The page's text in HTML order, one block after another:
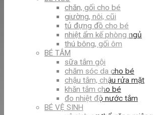
chăn, gối cho bé
giường, nôi, cũi
tủ đựng đồ cho bé
nhiệt ẩm kế phòng ngủ
thú bông, gối ôm
BÉ TẮM
sữa tắm gội
chăm sóc da cho bé
chậu tắm, chậu rửa mặt
khăn tắm cho bé
đo nhiệt độ nước tắm
BÉ VỆ SINH